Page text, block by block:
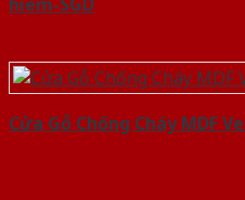
Cửa Gỗ Chống Cháy MDF